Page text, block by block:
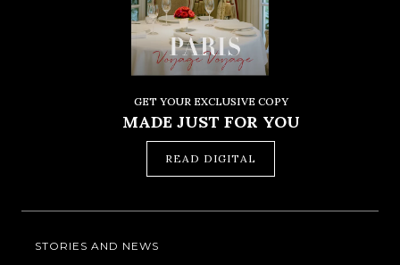
GET YOUR EXCLUSIVE COPY
MADE JUST FOR YOU
READ DIGITAL
STORIES AND NEWS